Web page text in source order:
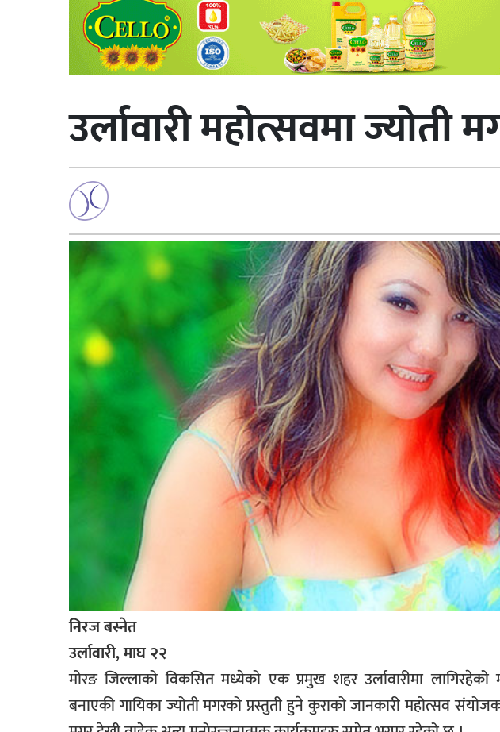
उर्लावारी महोत्सवमा
निरज बस्नेत
उर्लावारी, माघ २२
मोरङ जिल्लाको विकसित मध्येको एक प्रमुख शहर उर्लावारीमा
बनाएकी गायिका ज्योती मगरको प्रस्तुती हुने कुराको जानकारी महोत्सव